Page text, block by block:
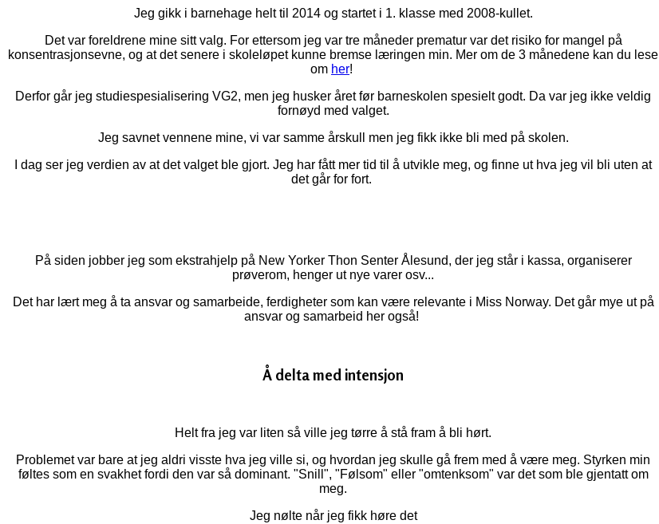
Jeg gikk i barnehage helt til 2014 og startet i 1. klasse med 2008-kullet.
Det var foreldrene mine sitt valg. For ettersom jeg var tre måneder prematur var det risiko for mangel på
konsentrasjonsevne, og at det senere i skoleløpet kunne bremse læringen min. Mer om de 3 månedene kan du lese
om her!
Derfor går jeg studiespesialisering VG2, men jeg husker året før barneskolen spesielt godt. Da var jeg ikke veldig
fornøyd med valget.
Jeg savnet vennene mine, vi var samme årskull men jeg fikk ikke bli med på skolen.
I dag ser jeg verdien av at det valget ble gjort. Jeg har fått mer tid til å utvikle meg, og finne ut hva jeg vil bli uten at
det går for fort.
På siden jobber jeg som ekstrahjelp på New Yorker Thon Senter Ålesund, der jeg står i kassa, organiserer
prøverom, henger ut nye varer osv...
Det har lært meg å ta ansvar og samarbeide, ferdigheter som kan være relevante i Miss Norway. Det går mye ut på
ansvar og samarbeid her også!
Å delta med intensjon
Helt fra jeg var liten så ville jeg tørre å stå fram å bli hørt.
Problemet var bare at jeg aldri visste hva jeg ville si, og hvordan jeg skulle gå frem med å være meg. Styrken min
føltes som en svakhet fordi den var så dominant. "Snill", "Følsom" eller "omtenksom" var det som ble gjentatt om
meg.
Jeg nølte når jeg fikk høre det